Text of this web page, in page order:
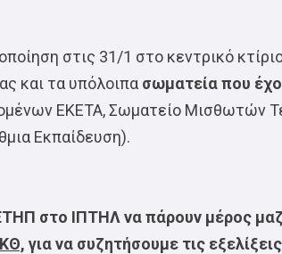
στις 31/1 στο κεντρικό
και τα υπόλοιπα σωματεία που
ΕΚΕΤΑ, Σωματείο Μισθωτών
Εκπαίδευση).
στο ΙΠΤΗΛ να πάρουν μέρος
για να συζητήσουμε τις